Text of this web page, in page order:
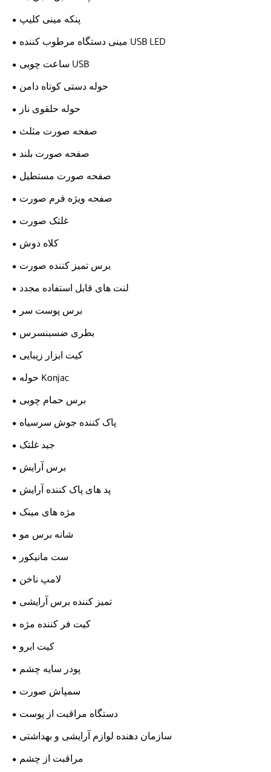
پنکه مینی کلیپ
مینی دستگاه مرطوب کننده USB LED
ساعت چوبی USB
حوله دستی کوتاه دامن
حوله حلقوی ناز
صفحه صورت مثلث
صفحه صورت بلند
صفحه صورت مستطیل
صفحه ویژه فرم صورت
غلتک صورت
کلاه دوش
برس تمیز کننده صورت
لنت های قابل استفاده مجدد
برس پوست سر
بطری ضسبنسرس
کیت ابزار زیبایی
حوله Konjac
برس حمام چوبی
پاک کننده جوش سرسیاه
جید غلتک
برس آرایش
پد های پاک کننده آرایش
مژه های مینک
شانه برس مو
ست مانیکور
لامپ ناخن
تمیز کننده برس آرایشی
کیت فر کننده مژه
کیت ابرو
پودر سایه چشم
سمپاش صورت
دستگاه مراقبت از پوست
سازمان دهنده لوازم آرایشی و بهداشتی
مراقبت از چشم